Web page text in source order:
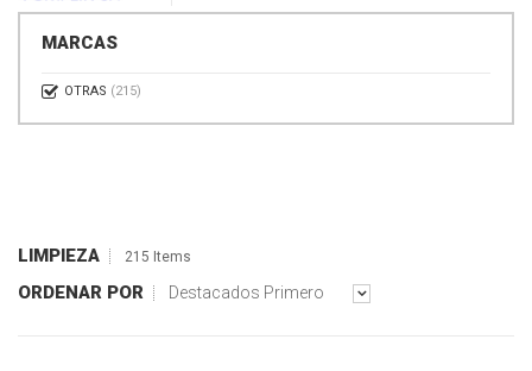
MARCAS
OTRAS (215)
LIMPIEZA 215 Items
ORDENAR POR Destacados Primero